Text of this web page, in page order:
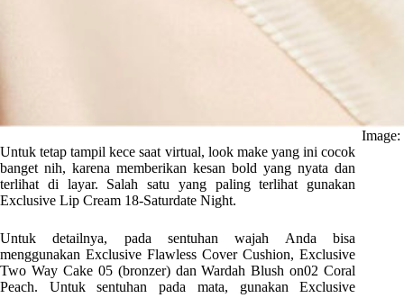
Image:
Untuk tetap tampil kece saat virtual, look make yang ini cocok
banget nih, karena memberikan kesan bold yang nyata dan
terlihat di layar. Salah satu yang paling terlihat gunakan
Exclusive Lip Cream 18-Saturdate Night.
Untuk detailnya, pada sentuhan wajah Anda bisa
menggunakan Exclusive Flawless Cover Cushion, Exclusive
Two Way Cake 05 (bronzer) dan Wardah Blush on02 Coral
Peach. Untuk sentuhan pada mata, gunakan Exclusive